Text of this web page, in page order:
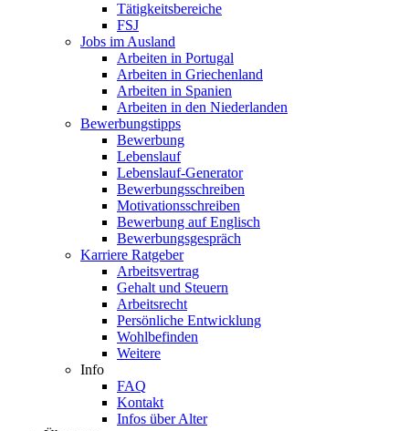
Tätigkeitsbereiche
FSJ
Jobs im Ausland
Arbeiten in Portugal
Arbeiten in Griechenland
Arbeiten in Spanien
Arbeiten in den Niederlanden
Bewerbungstipps
Bewerbung
Lebenslauf
Lebenslauf-Generator
Bewerbungsschreiben
Motivationsschreiben
Bewerbung auf Englisch
Bewerbungsgespräch
Karriere Ratgeber
Arbeitsvertrag
Gehalt und Steuern
Arbeitsrecht
Persönliche Entwicklung
Wohlbefinden
Weitere
Info
FAQ
Kontakt
Infos über Alter